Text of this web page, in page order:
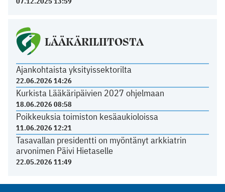
LÄÄKÄRILIITOSTA
Ajankohtaista yksityissektorilta
22.06.2026 14:26
Kurkista Lääkäripäivien 2027 ohjelmaan
18.06.2026 08:58
Poikkeuksia toimiston kesäaukioloissa
11.06.2026 12:21
Tasavallan presidentti on myöntänyt arkkiatrin
arvonimen Päivi Hietaselle
22.05.2026 11:49